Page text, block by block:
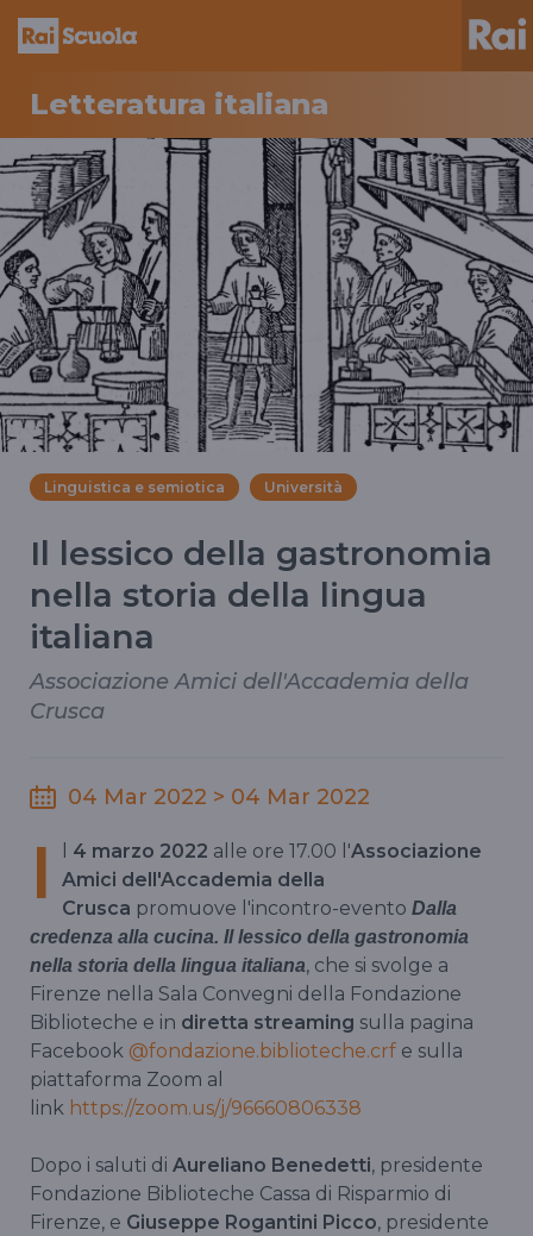
Letteratura italiana
Linguistica e semiotica Università
Il lessico della gastronomia
nella storia della lingua
italiana
Associazione Amici dell'Accademia della
Crusca
04 Mar 2022 > 04 Mar 2022
I 4 marzo 2022 alle ore 17.00 l'Associazione
Amici dell'Accademia della
Crusca promuove l'incontro-evento Dalla
credenza alla cucina. Il lessico della gastronomia
nella storia della lingua italiana, che si svolge a
Firenze nella Sala Convegni della Fondazione
Biblioteche e in diretta streaming sulla pagina
Facebook @fondazione.biblioteche.crf e sulla
piattaforma Zoom al
link https://zoom.us/j/96660806338
Dopo i saluti di Aureliano Benedetti, presidente
Fondazione Biblioteche Cassa di Risparmio di
Firenze, e Giuseppe Rogantini Picco, presidente